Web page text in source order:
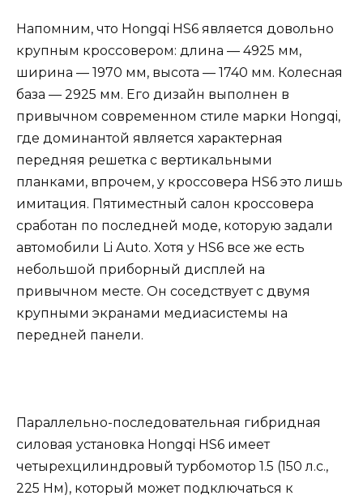
Напомним, что Hongqi HS6 является довольно
крупным кроссовером: длина — 4925 мм,
ширина — 1970 мм, высота — 1740 мм. Колесная
база — 2925 мм. Его дизайн выполнен в
привычном современном стиле марки Hongqi,
где доминантой является характерная
передняя решетка с вертикальными
планками, впрочем, у кроссовера HS6 это лишь
имитация. Пятиместный салон кроссовера
сработан по последней моде, которую задали
автомобили Li Auto. Хотя у HS6 все же есть
небольшой приборный дисплей на
привычном месте. Он соседствует с двумя
крупными экранами медиасистемы на
передней панели.
Параллельно-последовательная гибридная
силовая установка Hongqi HS6 имеет
четырехцилиндровый турбомотор 1.5 (150 л.с.,
225 Нм), который может подключаться к